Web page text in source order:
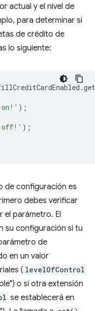
actual y el nivel de
para determinar si
de crédito de
lo siguiente:
.get
);
off!' );
de configuración es
debes verificar
el parámetro. El
su configuración si tu
de
en un valor
( levelOfControl
o si otra extensión
se establecerá en